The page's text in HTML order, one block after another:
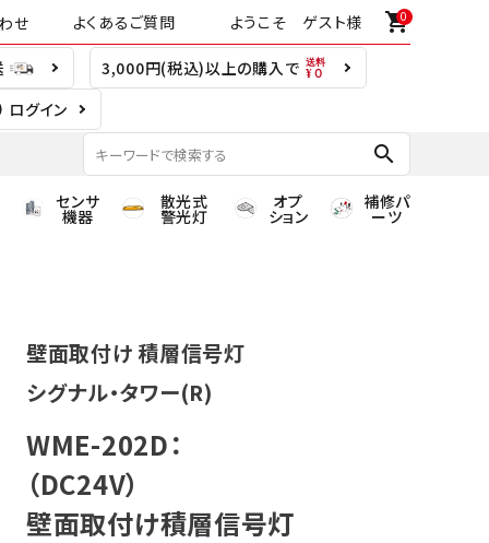
せ よくあるご質問 ようこそ ゲスト様 0
shopping_cart
3,000円(税込)以上の購入で
ログイン
search
センサ
機器
散光式
警光灯
オプ
ション
補修パ
ーツ
壁面取付け 積層信号灯
シグナル・タワー(R)
WME-202D：
（DC24V）
壁面取付け積層信号灯